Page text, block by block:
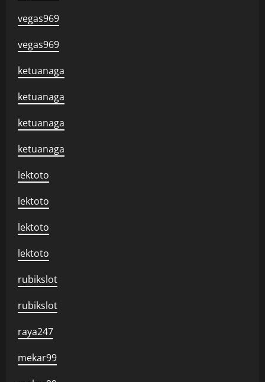
vegas969
vegas969
ketuanaga
ketuanaga
ketuanaga
ketuanaga
lektoto
lektoto
lektoto
lektoto
rubikslot
rubikslot
raya247
mekar99